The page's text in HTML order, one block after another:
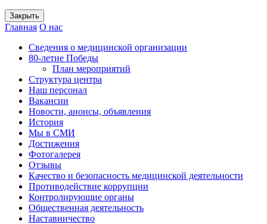
Закрыть
Главная О нас
Сведения о медицинской организации
80-летие Победы
План мероприятий
Структура центра
Наш персонал
Вакансии
Новости, анонсы, объявления
История
Мы в СМИ
Достижения
Фотогалерея
Отзывы
Качество и безопасность медицинской деятельности
Противодействие коррупции
Контролирующие органы
Общественная деятельность
Наставничество